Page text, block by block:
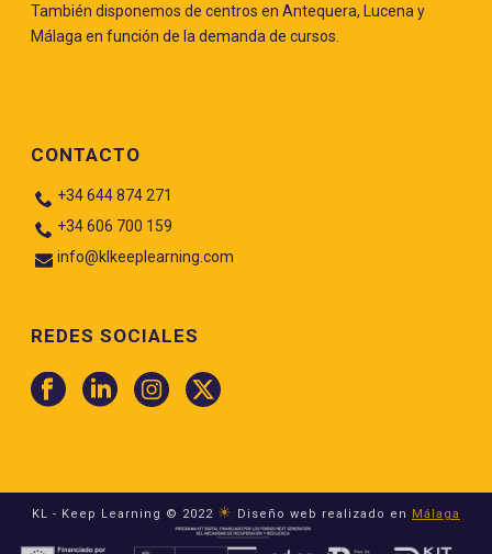
También disponemos de centros en Antequera, Lucena y
Málaga en función de la demanda de cursos.
CONTACTO
+34 644 874 271
+34 606 700 159
info@klkeeplearning.com
REDES SOCIALES
KL - Keep Learning © 2022 ☀ Diseño web realizado en Málaga